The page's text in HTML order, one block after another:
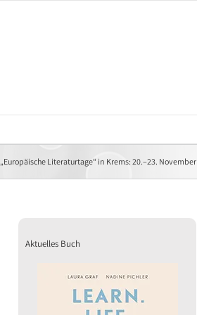
„Europäische Literaturtage“ in Krems: 20.–23. November
Aktuelles Buch